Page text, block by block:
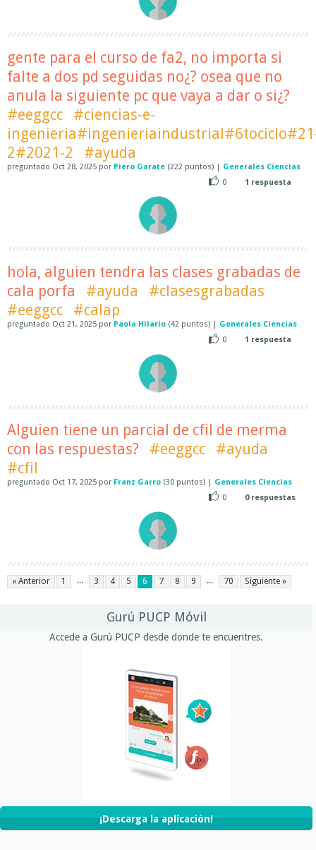
gente para el curso de fa2, no importa si
falte a dos pd seguidas no¿? osea que no
anula la siguiente pc que vaya a dar o si¿?
#eeggcc
#ciencias-e-
2#2021-2
#ayuda
preguntado Oct 28, 2025 por Piero Garate (222 puntos) | Generales Ciencias
0
1 respuesta
hola, alguien tendra las clases grabadas de
cala porfa
#ayuda
#clasesgrabadas
#eeggcc
#calap
preguntado Oct 21, 2025 por Paola Hilario (42 puntos) | Generales Ciencias
0
1 respuesta
Alguien tiene un parcial de cfil de merma
con las respuestas?
#eeggcc
#ayuda
#cfil
preguntado Oct 17, 2025 por Franz Garro (30 puntos) | Generales Ciencias
0
0respuestas
« Anterior 1 ... 3 4 5 6 7 8 9 ... 70 Siguiente »
Gurú PUCP Móvil
Accede a Gurú PUCP desde donde te encuentres.
¡Descarga la aplicación!